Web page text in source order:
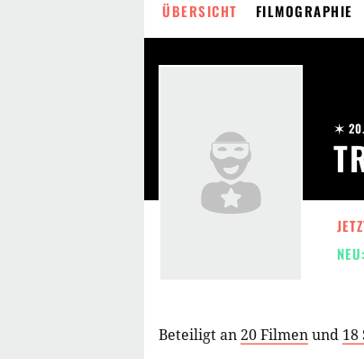
ÜBERSICHT FILMOGRAPHIE
✶
Beteiligt an20 Filmenund 18